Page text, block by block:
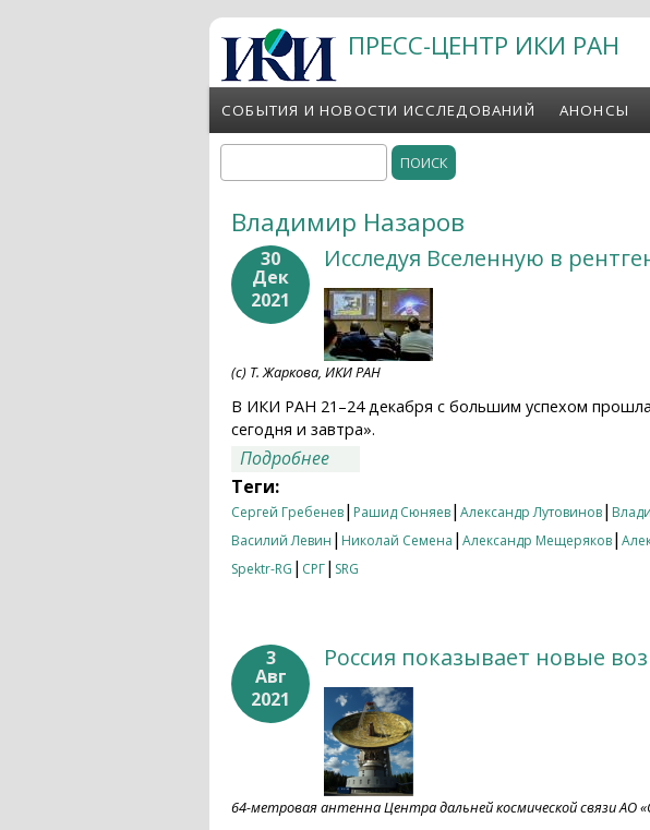
Перейти к основному содержанию ПРЕСС-ЦЕНТР ИКИ РАН
СОБЫТИЯ И НОВОСТИ ИССЛЕДОВАНИЙ АНОНСЫ
Форма поиска
Владимир Назаров
30
Дек
2021
Исследуя Вселенную в
(с) Т. Жаркова, ИКИ РАН
В ИКИ РАН 21–24 декабря с большим успехом
сегодня и завтра».
Подробнее
Теги:
Сергей Гребенев| Рашид Сюняев| Александр Лутовинов|
Василий Левин | Николай Семена | Александр Мещеряков|
Spektr-RG | СРГ| SRG
3
Авг
2021
Россия показывает новые
64-метровая антенна Центра дальней космической связи АО